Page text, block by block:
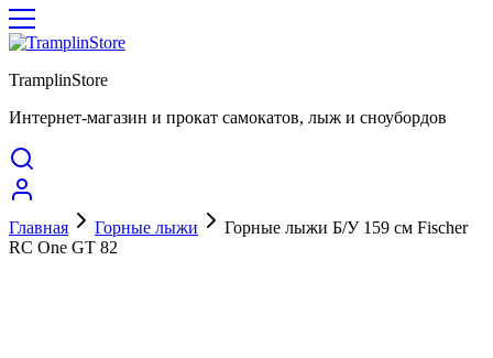
TramplinStore
Интернет-магазин и прокат самокатов, лыж и сноубордов
Главная Горные лыжи
Горные лыжи Б/У 159 см Fischer
RC One GT 82